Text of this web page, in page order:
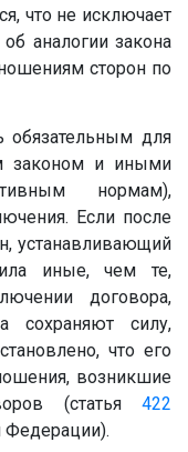
что не исключает
аналогии закона
сторон по
обязательным для
законом и иными
нормам),
Если после
устанавливающий
иные, чем те,
договора,
сохраняют силу,
что его
возникшие
(статья 422
Федерации).